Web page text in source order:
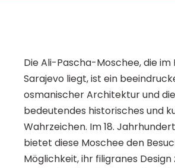
Die Ali-Pascha-Moschee, die im
Sarajevo liegt, ist ein
osmanischer Architektur und
bedeutendes historisches und
Wahrzeichen. Im 18.
bietet diese Moschee den
Möglichkeit, ihr filigranes